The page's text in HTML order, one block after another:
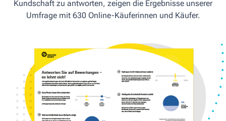
Kundschaft zu antworten, zeigen die Ergebnisse unserer
Umfrage mit 630 Online-Käuferinnen und Käufer.